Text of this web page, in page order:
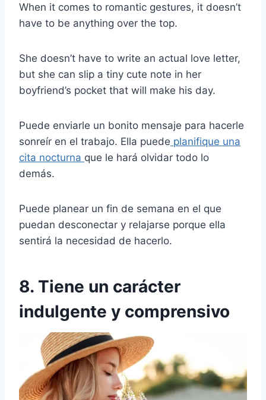
When it comes to romantic gestures, it doesn’t
have to be anything over the top.
She doesn’t have to write an actual love letter,
but she can slip a tiny cute note in her
boyfriend’s pocket that will make his day.
Puede enviarle un bonito mensaje para hacerle
sonreír en el trabajo. Ella puede planifique una
cita nocturna que le hará olvidar todo lo
demás.
Puede planear un fin de semana en el que
puedan desconectar y relajarse porque ella
sentirá la necesidad de hacerlo.
8. Tiene un carácter
indulgente y comprensivo